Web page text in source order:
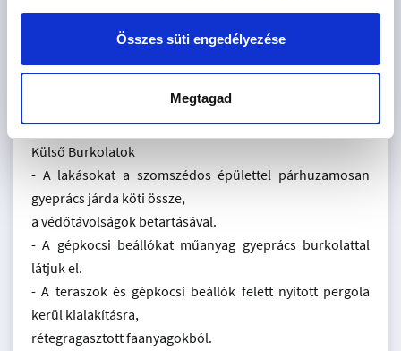
Összes süti engedélyezése
Megtagad
melyeket mellékletben
változtatható, alumínium ereszcsatornával
- A látványterveken feltüntetett díszítő elemekkel együtt.
Külső Burkolatok
- A lakásokat a szomszédos épülettel párhuzamosan
gyeprács járda köti össze,
a védőtávolságok betartásával.
- A gépkocsi beállókat műanyag gyeprács burkolattal
látjuk el.
- A teraszok és gépkocsi beállók felett nyitott pergola
kerül kialakításra,
rétegragasztott faanyagokból.